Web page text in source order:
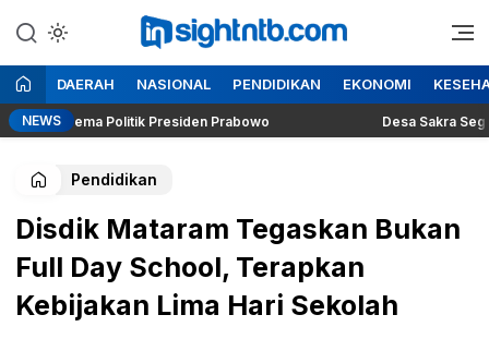
ke
konten
Insight NTB
Berita Seputar NTB
DAERAH NASIONAL PENDIDIKAN EKONOMI
NEWS
Dilema Politik Presiden Prabowo Desa Sakra Segera
Pendidikan
Disdik Mataram Tegaskan Bukan
Full Day School, Terapkan
Kebijakan Lima Hari Sekolah